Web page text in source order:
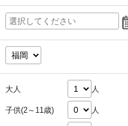
大人 人
子供(2～11歳) 人